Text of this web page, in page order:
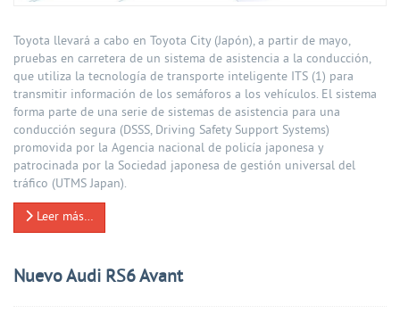
Toyota llevará a cabo en Toyota City (Japón), a partir de mayo,
pruebas en carretera de un sistema de asistencia a la conducción,
que utiliza la tecnología de transporte inteligente ITS (1) para
transmitir información de los semáforos a los vehículos. El sistema
forma parte de una serie de sistemas de asistencia para una
conducción segura (DSSS, Driving Safety Support Systems)
promovida por la Agencia nacional de policía japonesa y
patrocinada por la Sociedad japonesa de gestión universal del
tráfico (UTMS Japan).
Leer más…
Nuevo Audi RS6 Avant